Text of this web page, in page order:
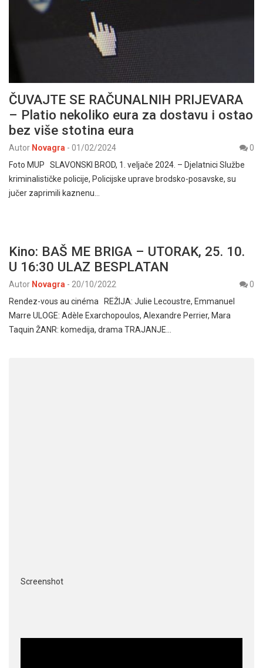
ČUVAJTE SE RAČUNALNIH PRIJEVARA
– Platio nekoliko eura za dostavu i ostao
bez više stotina eura
Autor Novagra - 01/02/2024
0
Foto MUP SLAVONSKI BROD, 1. veljače 2024. – Djelatnici Službe
kriminalističke policije, Policijske uprave brodsko-posavske, su
jučer zaprimili kaznenu…
Kino: BAŠ ME BRIGA – UTORAK, 25. 10.
U 16:30 ULAZ BESPLATAN
Autor Novagra - 20/10/2022
0
Rendez-vous au cinéma REŽIJA: Julie Lecoustre, Emmanuel
Marre ULOGE: Adèle Exarchopoulos, Alexandre Perrier, Mara
Taquin ŽANR: komedija, drama TRAJANJE…
Screenshot